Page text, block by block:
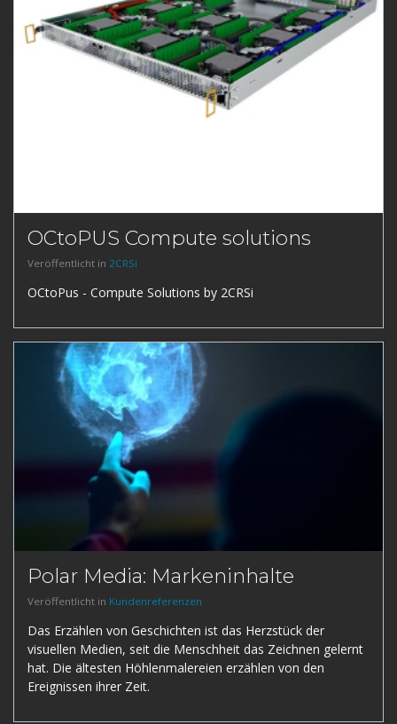
OCtoPUS Compute solutions
Veröffentlicht in 2CRSi
OCtoPus - Compute Solutions by 2CRSi
Polar Media: Markeninhalte
Veröffentlicht in Kundenreferenzen
Das Erzählen von Geschichten ist das Herzstück der
visuellen Medien, seit die Menschheit das Zeichnen gelernt
hat. Die ältesten Höhlenmalereien erzählen von den
Ereignissen ihrer Zeit.